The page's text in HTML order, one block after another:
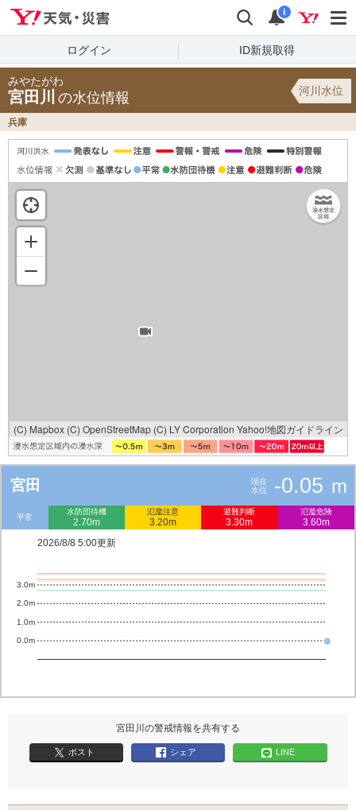
検索 通知
i
ログイン ID新規取得
みやたがわ
宮田川 の水位情報 河川水位
兵庫
(C) Mapbox (C) OpenStreetMap (C) LY Corporation Yahoo!地図ガイドライン
宮田
現在
水位
-0.05 m
平常
水防団待機
2.70m
氾濫注意
3.20m
避難判断
3.30m
氾濫危険
3.60m
2026/8/8 5:00更新
0.0m
1.0m
2.0m
3.0m
宮田川の警戒情報を共有する
ポスト シェア LINE